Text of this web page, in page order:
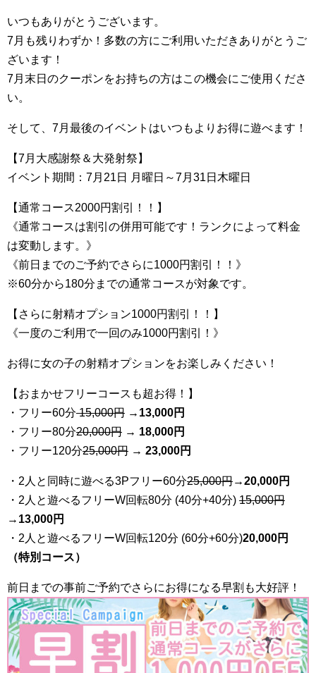
いつもありがとうございます。
7月も残りわずか！多数の方にご利用いただきありがとうご
ざいます！
7月末日のクーポンをお持ちの方はこの機会にご使用くださ
い。
そして、7月最後のイベントはいつもよりお得に遊べます！
【7月大感謝祭＆大発射祭】
イベント期間：7月21日 月曜日～7月31日木曜日
【通常コース2000円割引！！】
《通常コースは割引の併用可能です！ランクによって料金
は変動します。》
《前日までのご予約でさらに1000円割引！！》
※60分から180分までの通常コースが対象です。
【さらに射精オプション1000円割引！！】
《一度のご利用で一回のみ1000円割引！》
お得に女の子の射精オプションをお楽しみください！
【おまかせフリーコースも超お得！】
・フリー60分15,000円 → 13,000円
・フリー80分20,000円 → 18,000円
・フリー120分25,000円 → 23,000円
・2人と同時に遊べる3Pフリー60分25,000円→20,000円
・2人と遊べるフリーW回転80分 (40分+40分) 15,000円
→ 13,000円
・2人と遊べるフリーW回転120分 (60分+60分)20,000円
（特別コース）
前日までの事前ご予約でさらにお得になる早割も大好評！